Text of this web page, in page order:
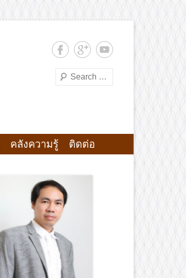
ร.พระนคร
Search
คลังความรู้ ติดต่อ